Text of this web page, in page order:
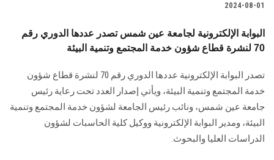
2024-08-01
البوابة الإلكترونية لجامعة عين شمس تصدر عددها الدوري رقم
70 لنشرة قطاع شؤون خدمة المجتمع وتنمية البيئة
تصدر البوابة الإلكترونية عددها الدوري رقم 70 لنشرة قطاع شؤون
خدمة ‏المجتمع وتنمية البيئة‎، ويأتي إصدار العدد تحت رعاية رئيس
جامعة عين شمس، ونائب رئيس الجامعة لشؤون خدمة المجتمع وتنمية
البيئة، و‏مدير البوابة الإلكترونية ووكيل كلية الحاسبات لشؤون
الدراسات العليا ‏والبحوث‎.‎